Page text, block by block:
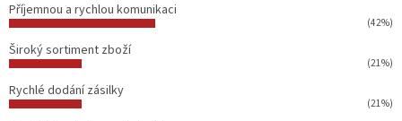
Příjemnou a rychlou komunikaci
(42%)
Široký sortiment zboží
(21%)
Rychlé dodání zásilky
(21%)